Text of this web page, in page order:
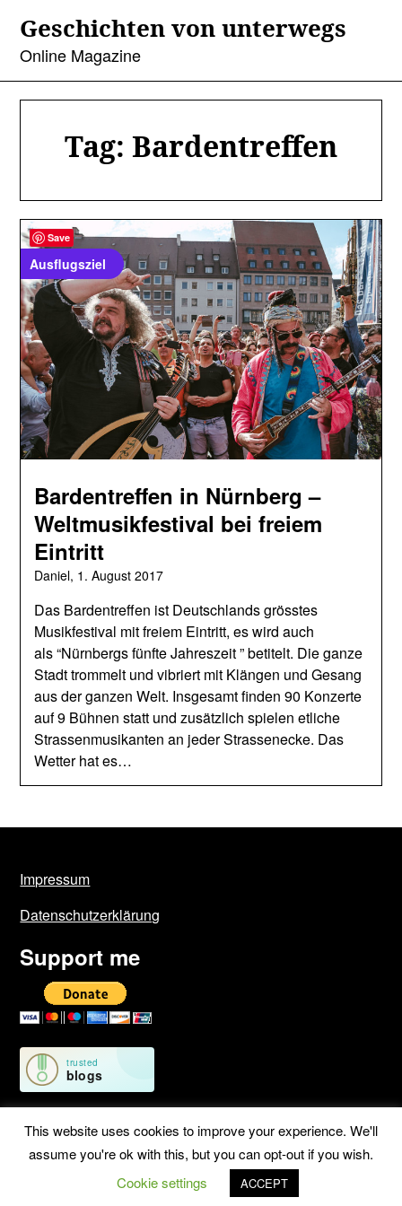
content
Geschichten von unterwegs
Online Magazine
Tag: Bardentreffen
Ausflugsziel
Bardentreffen in Nürnberg –
Weltmusikfestival bei freiem
Eintritt
Daniel, 1. August 2017
Das Bardentreffen ist Deutschlands grösstes
Musikfestival mit freiem Eintritt, es wird auch
als “Nürnbergs fünfte Jahreszeit ” betitelt. Die ganze
Stadt trommelt und vibriert mit Klängen und Gesang
aus der ganzen Welt. Insgesamt finden 90 Konzerte
auf 9 Bühnen statt und zusätzlich spielen etliche
Strassenmusikanten an jeder Strassenecke. Das
Wetter hat es…
Impressum
Datenschutzerklärung
Support me
©2026 Geschichten von unterwegs | WordPress Theme by
SuperbThemes
This website uses cookies to improve your experience. We'll
assume you're ok with this, but you can opt-out if you wish.
Cookie settings
ACCEPT
Save